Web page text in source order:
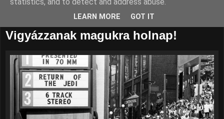
2015. december 17., csütörtök
Vigyázzanak magukra holnap!
LEARN MORE GOT IT